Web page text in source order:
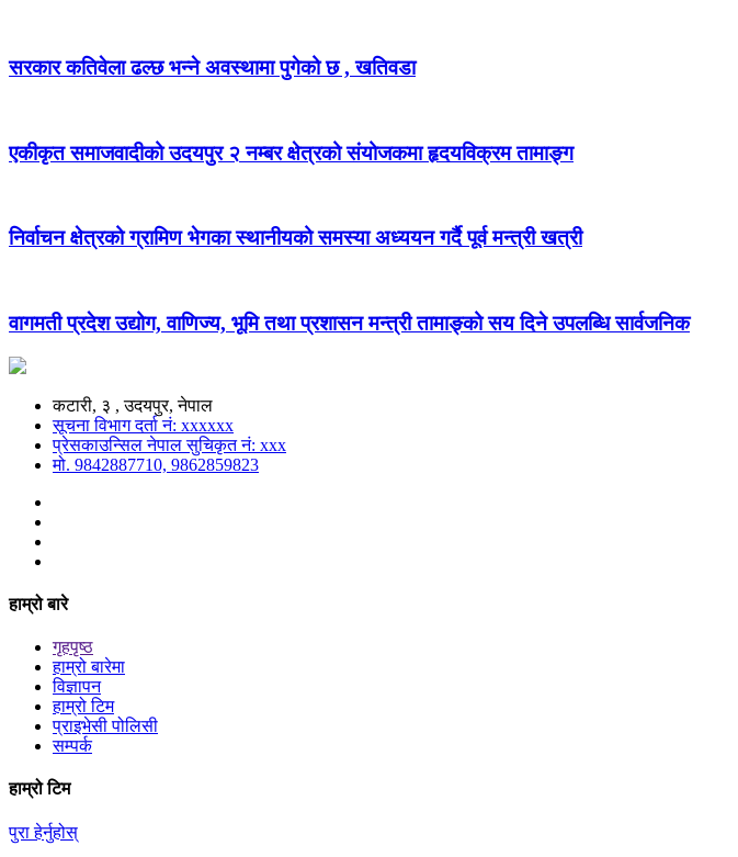
सरकार कतिवेला ढल्छ भन्ने अवस्थामा पुगेको छ , खतिवडा
एकीकृत समाजवादीको उदयपुर २ नम्बर क्षेत्रको संयोजकमा हृदयविक्रम तामाङ्ग
निर्वाचन क्षेत्रको ग्रामिण भेगका स्थानीयको समस्या अध्ययन गर्दै पूर्व मन्त्री खत्री
वागमती प्रदेश उद्योग, वाणिज्य, भूमि तथा प्रशासन मन्त्री तामाङ्को सय दिने उपलब्धि सार्वजनिक
कटारी, ३ , उदयपुर, नेपाल
सूचना विभाग दर्ता नं: xxxxxx
प्रेसकाउन्सिल नेपाल सुचिकृत नं: xxx
मो. 9842887710, 9862859823
हाम्रो बारे
गृहपृष्ठ
हाम्रो बारेमा
विज्ञापन
हाम्रो टिम
प्राइभेसी पोलिसी
सम्पर्क
हाम्रो टिम
पुरा हेर्नुहोस्